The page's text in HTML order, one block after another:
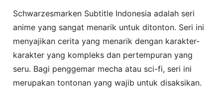
Schwarzesmarken Subtitle Indonesia adalah seri
anime yang sangat menarik untuk ditonton. Seri ini
menyajikan cerita yang menarik dengan karakter-
karakter yang kompleks dan pertempuran yang
seru. Bagi penggemar mecha atau sci-fi, seri ini
merupakan tontonan yang wajib untuk disaksikan.